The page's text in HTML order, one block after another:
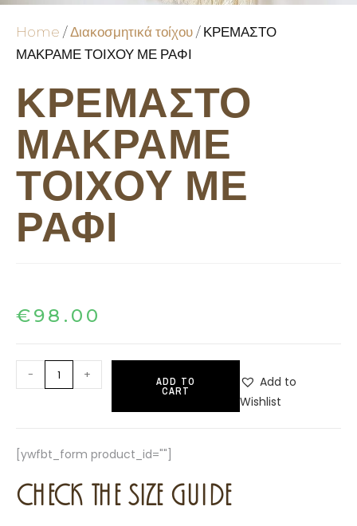
Home /Διακοσμητικά τοίχου / ΚΡΕΜΑΣΤΟ
ΜΑΚΡΑΜΕ ΤΟΙΧΟΥ ΜΕ ΡΑΦΙ
ΚΡΕΜΑΣΤΟ
ΜΑΚΡΑΜΕ
ΤΟΙΧΟΥ ΜΕ
ΡΑΦΙ
€98.00
- + ADD TO
CART
Add to
Wishlist
[ywfbt_form product_id=""]
CHECK THE SIZE GUIDE